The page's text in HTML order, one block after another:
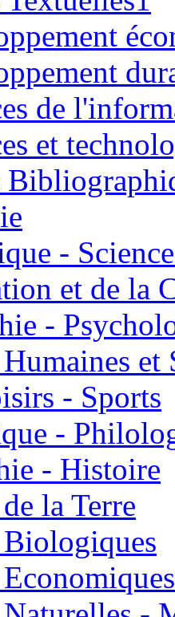
de
et
-
et de la
-
et
- Sports
-
- Histoire
la Terre
Biologiques